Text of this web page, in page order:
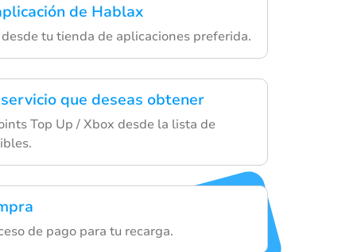
de Hablax
tu tienda de aplicaciones preferida.
que deseas obtener
Top Up / Xbox desde la lista de
de pago para tu recarga.